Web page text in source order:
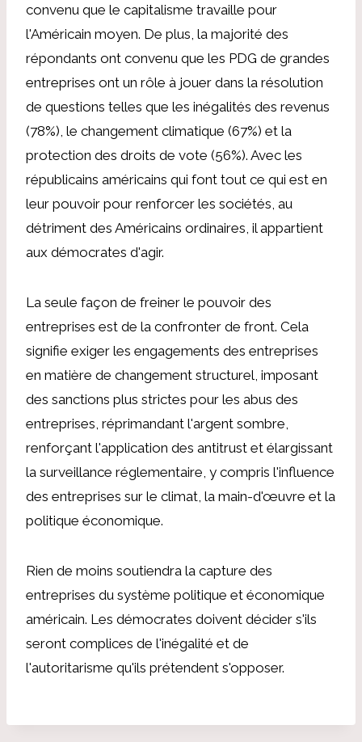
convenu que le capitalisme travaille pour
l'Américain moyen. De plus, la majorité des
répondants ont convenu que les PDG de grandes
entreprises ont un rôle à jouer dans la résolution
de questions telles que les inégalités des revenus
(78%), le changement climatique (67%) et la
protection des droits de vote (56%). Avec les
républicains américains qui font tout ce qui est en
leur pouvoir pour renforcer les sociétés, au
détriment des Américains ordinaires, il appartient
aux démocrates d'agir.
La seule façon de freiner le pouvoir des
entreprises est de la confronter de front. Cela
signifie exiger les engagements des entreprises
en matière de changement structurel, imposant
des sanctions plus strictes pour les abus des
entreprises, réprimandant l'argent sombre,
renforçant l'application des antitrust et élargissant
la surveillance réglementaire, y compris l'influence
des entreprises sur le climat, la main-d'œuvre et la
politique économique.
Rien de moins soutiendra la capture des
entreprises du système politique et économique
américain. Les démocrates doivent décider s'ils
seront complices de l'inégalité et de
l'autoritarisme qu'ils prétendent s'opposer.